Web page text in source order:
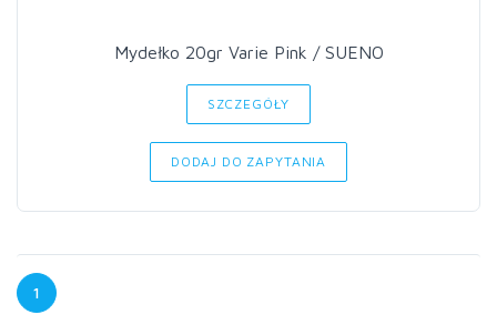
Mydełko 20gr Varie Pink / SUENO
SZCZEGÓŁY
DODAJ DO ZAPYTANIA
1